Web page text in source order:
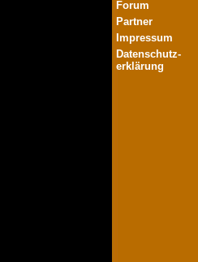
Forum
Partner
Impressum
Datenschutz-
erklärung